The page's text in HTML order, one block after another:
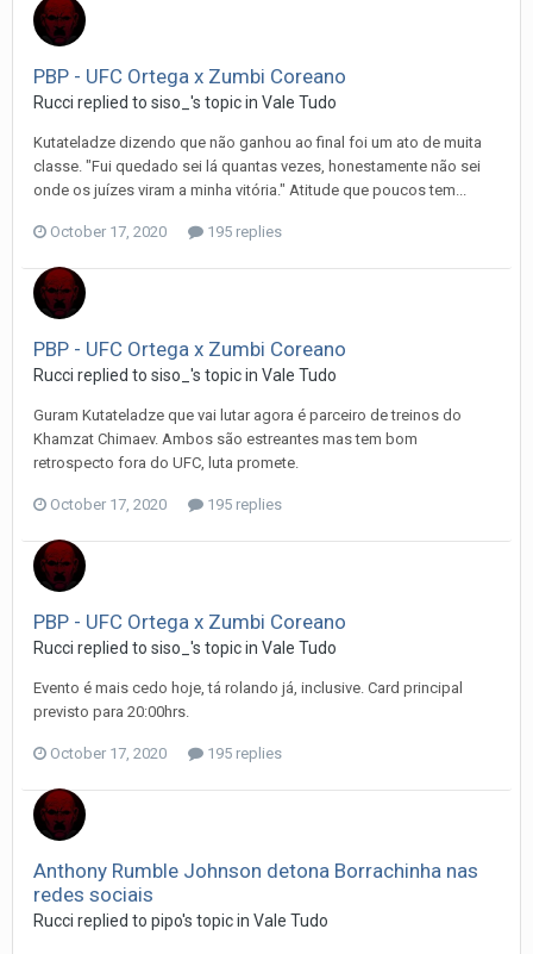
PBP - UFC Ortega x Zumbi Coreano
Rucci replied to siso_ 's topic in Vale Tudo
Kutateladze dizendo que não ganhou ao final foi um ato de muita
classe. "Fui quedado sei lá quantas vezes, honestamente não sei
onde os juízes viram a minha vitória." Atitude que poucos tem...
October 17, 2020 195 replies
PBP - UFC Ortega x Zumbi Coreano
Rucci replied to siso_ 's topic in Vale Tudo
Guram Kutateladze que vai lutar agora é parceiro de treinos do
Khamzat Chimaev. Ambos são estreantes mas tem bom
retrospecto fora do UFC, luta promete.
October 17, 2020 195 replies
PBP - UFC Ortega x Zumbi Coreano
Rucci replied to siso_ 's topic in Vale Tudo
Evento é mais cedo hoje, tá rolando já, inclusive. Card principal
previsto para 20:00hrs.
October 17, 2020 195 replies
Anthony Rumble Johnson detona Borrachinha nas
redes sociais
Rucci replied to pipo's topic in Vale Tudo